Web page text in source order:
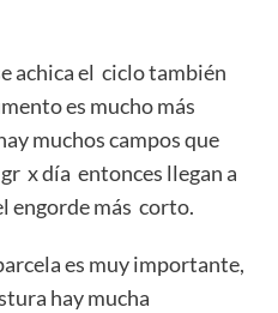
achica el ciclo también
es mucho más
muchos campos que
x día entonces llegan a
engorde más corto.
es muy importante,
hay mucha